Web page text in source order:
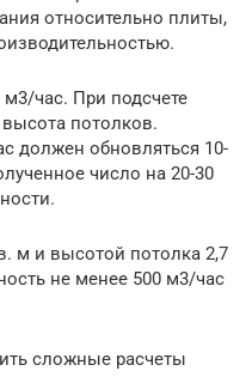
относительно плиты,
м3/час. При подсчете
потолков.
должен обновляться 10-
число на 20-30
м и высотой потолка 2,7
не менее 500 м3/час
сложные расчеты